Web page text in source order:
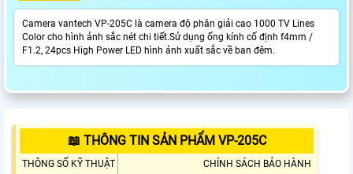
Camera vantech VP-205C là camera độ phân giải cao 1000 TV Lines
Color cho hình ảnh sắc nét chi tiết.Sử dụng ống kính cố định f4mm /
F1.2, 24pcs High Power LED hình ảnh xuất sắc về ban đêm.
📖 THÔNG TIN SẢN PHẨM VP-205C
THÔNG SỐ KỸ THUẬT CHÍNH SÁCH BẢO HÀNH